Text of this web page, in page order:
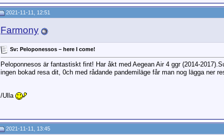
2021-11-11, 12:51
Farmony
Sv: Peloponessos – here I come!
Peloponnesos är fantastiskt fint! Har åkt med Aegean Air 4 ggr (2014-
ingen bokad resa dit, 0ch med rådande pandemiläge får man nog lägga ner
/Ulla
2021-11-11, 13:45